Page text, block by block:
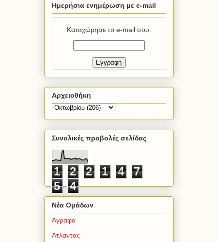
Ημερήσια ενημέρωση με e-mail
Καταχώρησε το e-mail σου:
Αρχειοθήκη
Συνολικές προβολές σελίδας
1 2 2 1 4
7
5
4
Νέα Ομάδων
Άγραφα
Άτλαντας